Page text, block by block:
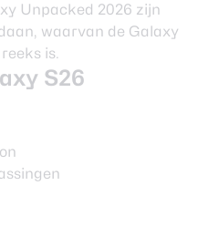
Unpacked 2026 zijn
waarvan de Galaxy
is.
S26